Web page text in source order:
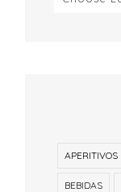
APERITIVOS
BEBIDAS